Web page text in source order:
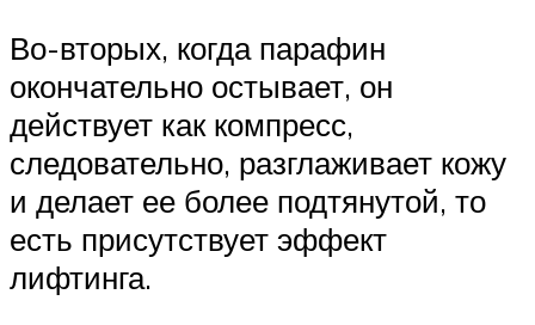
Во-вторых, когда парафин
окончательно остывает, он
действует как компресс,
следовательно, разглаживает кожу
и делает ее более подтянутой, то
есть присутствует эффект
лифтинга.